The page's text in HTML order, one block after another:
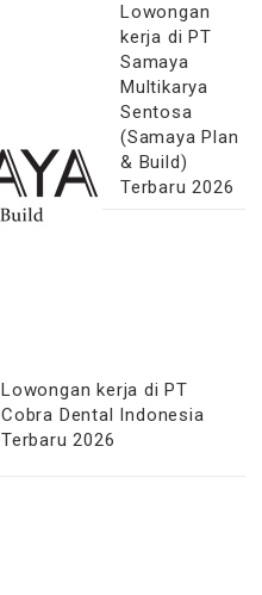
Lowongan
kerja di PT
Samaya
Multikarya
Sentosa
(Samaya Plan
& Build)
Terbaru 2026
Lowongan kerja di PT
Cobra Dental Indonesia
Terbaru 2026